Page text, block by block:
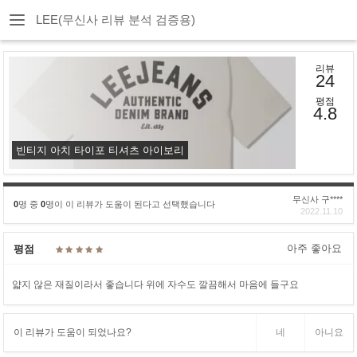
LEE(무신사 리뷰 분석 검증용)
빈티지 아치 타이포 티셔츠 아이보리
리뷰
24
평점
4.8
0명 중 0명이 이 리뷰가 도움이 된다고 선택했습니다
무신사 구****
2022.11.10
평점 아주 좋아요
얇지 않은 재질이라서 좋습니다 위에 자수도 깔끔해서 마음에 들구요
이 리뷰가 도움이 되었나요? 네 아니요